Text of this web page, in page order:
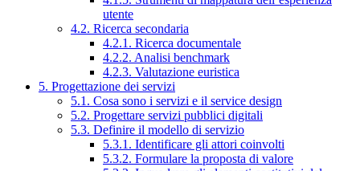
utente
4.2. Ricerca secondaria
4.2.1. Ricerca documentale
4.2.2. Analisi benchmark
4.2.3. Valutazione euristica
5. Progettazione dei servizi
5.1. Cosa sono i servizi e il service design
5.2. Progettare servizi pubblici digitali
5.3. Definire il modello di servizio
5.3.1. Identificare gli attori coinvolti
5.3.2. Formulare la proposta di valore